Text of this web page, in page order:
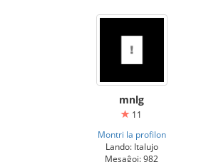
mnlg
11
Montri la profilon
Lando: Italujo
Mesaĝoj: 982